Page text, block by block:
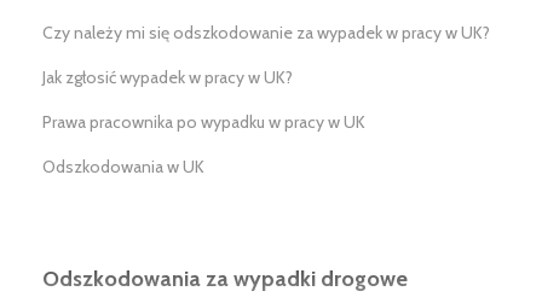
Czy należy mi się odszkodowanie za wypadek w pracy w UK?
Jak zgłosić wypadek w pracy w UK?
Prawa pracownika po wypadku w pracy w UK
Odszkodowania w UK
Odszkodowania za wypadki drogowe